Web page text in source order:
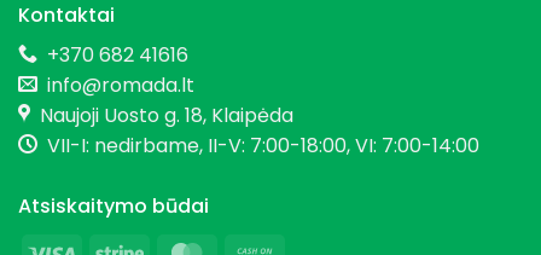
Kontaktai
+370 682 41616
info@romada.lt
Naujoji Uosto g. 18, Klaipėda
VII-I: nedirbame, II-V: 7:00-18:00, VI: 7:00-14:00
Atsiskaitymo būdai